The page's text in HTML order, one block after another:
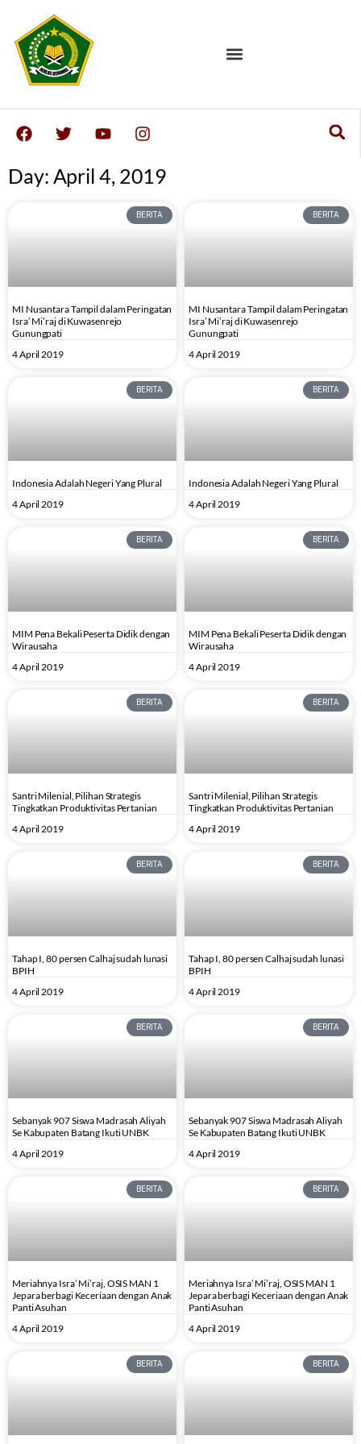
Day: April 4, 2019
BERITA
MI Nusantara Tampil dalam Peringatan
Isra’ Mi’raj di Kuwasenrejo
Gunungpati
4 April 2019
BERITA
MI Nusantara Tampil dalam Peringatan
Isra’ Mi’raj di Kuwasenrejo
Gunungpati
4 April 2019
BERITA
Indonesia Adalah Negeri Yang Plural
4 April 2019
BERITA
Indonesia Adalah Negeri Yang Plural
4 April 2019
BERITA
MIM Pena Bekali Peserta Didik dengan
Wirausaha
4 April 2019
BERITA
MIM Pena Bekali Peserta Didik dengan
Wirausaha
4 April 2019
BERITA
Santri Milenial, Pilihan Strategis
Tingkatkan Produktivitas Pertanian
4 April 2019
BERITA
Santri Milenial, Pilihan Strategis
Tingkatkan Produktivitas Pertanian
4 April 2019
BERITA
Tahap I, 80 persen Calhaj sudah lunasi
BPIH
4 April 2019
BERITA
Tahap I, 80 persen Calhaj sudah lunasi
BPIH
4 April 2019
BERITA
Sebanyak 907 Siswa Madrasah Aliyah
Se Kabupaten Batang Ikuti UNBK
4 April 2019
BERITA
Sebanyak 907 Siswa Madrasah Aliyah
Se Kabupaten Batang Ikuti UNBK
4 April 2019
BERITA
Meriahnya Isra’ Mi’raj, OSIS MAN 1
Jepara berbagi Keceriaan dengan Anak
Panti Asuhan
4 April 2019
BERITA
Meriahnya Isra’ Mi’raj, OSIS MAN 1
Jepara berbagi Keceriaan dengan Anak
Panti Asuhan
4 April 2019
BERITA BERITA